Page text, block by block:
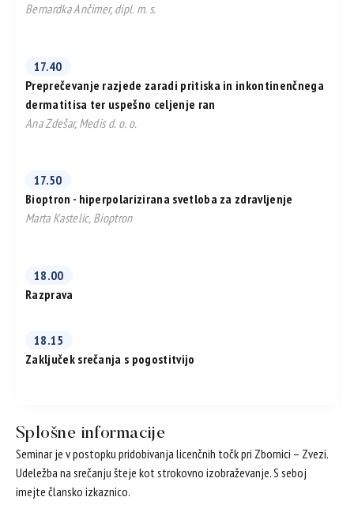
Bernardka Ančimer, dipl. m. s.
17.40
Preprečevanje razjede zaradi pritiska in inkontinenčnega
dermatitisa ter uspešno celjenje ran
Ana Zdešar, Medis d. o. o.
17.50
Bioptron - hiperpolarizirana svetloba za zdravljenje
Marta Kastelic, Bioptron
18.00
Razprava
18.15
Zaključek srečanja s pogostitvijo
Splošne informacije
Seminar je v postopku pridobivanja licenčnih točk pri Zbornici – Zvezi.
Udeležba na srečanju šteje kot strokovno izobraževanje. S seboj
imejte člansko izkaznico.